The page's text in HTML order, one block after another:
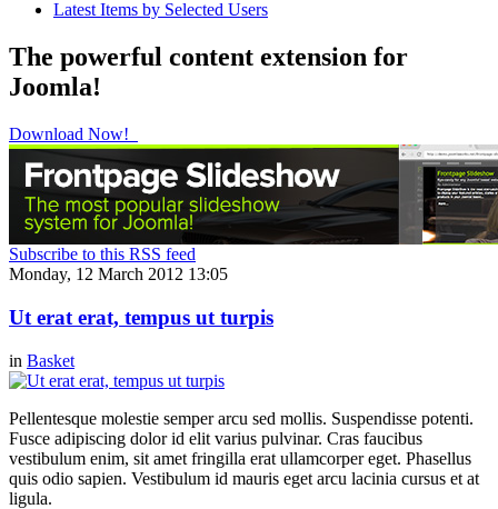
Latest Items by Selected Users
The powerful content extension for
Joomla!
Download Now!
Subscribe to this RSS feed
Monday, 12 March 2012 13:05
Ut erat erat, tempus ut turpis
in Basket
Pellentesque molestie semper arcu sed mollis. Suspendisse potenti.
Fusce adipiscing dolor id elit varius pulvinar. Cras faucibus
vestibulum enim, sit amet fringilla erat ullamcorper eget. Phasellus
quis odio sapien. Vestibulum id mauris eget arcu lacinia cursus et at
ligula.